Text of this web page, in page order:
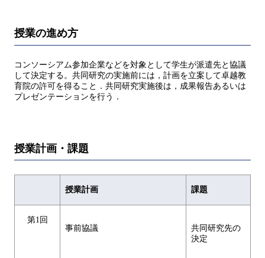
授業の進め方
コンソーシアム参加企業などを対象として学生が派遣先と協議
して決定する。共同研究の実施前には，計画を立案して卓越教
育院の許可を得ること．共同研究実施後は，成果報告あるいは
プレゼンテーションを行う．
授業計画・課題
授業計画 課題
第1回
事前協議
共同研究先の
決定